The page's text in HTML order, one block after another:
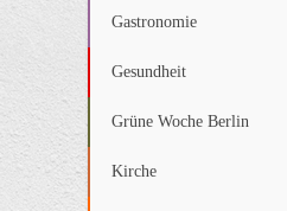
Gastronomie
Gesundheit
Grüne Woche Berlin
Kirche